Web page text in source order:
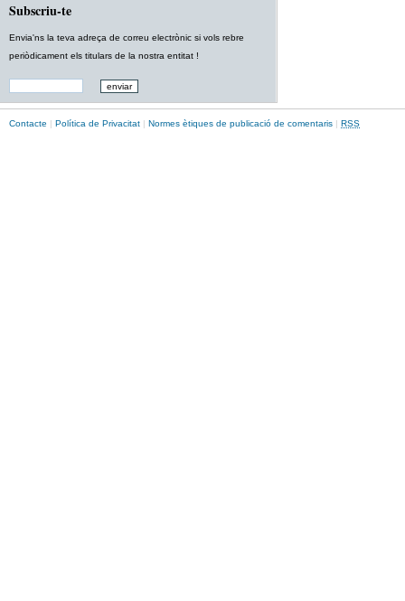
Subscriu-te
Envia'ns la teva adreça de correu electrònic si vols rebre
periòdicament els titulars de la nostra entitat !
Contacte | Política de Privacitat | Normes ètiques de publicació de comentaris | RSS